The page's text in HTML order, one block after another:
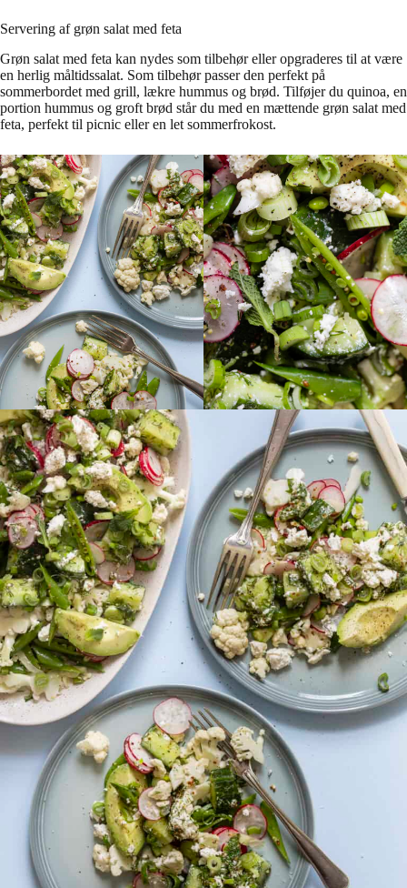
Servering af grøn salat med feta
Grøn salat med feta kan nydes som tilbehør eller opgraderes til at være
en herlig måltidssalat. Som tilbehør passer den perfekt på
sommerbordet med grill, lækre hummus og brød. Tilføjer du quinoa, en
portion hummus og groft brød står du med en mættende grøn salat med
feta, perfekt til picnic eller en let sommerfrokost.